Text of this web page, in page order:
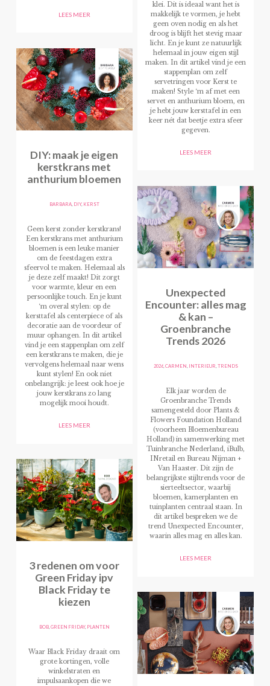
LEES MEER
DIY: maak je eigen
kerstkrans met
anthurium bloemen
BARBARA, DIY, KERST
Geen kerst zonder kerstkrans!
Een kerstkrans met anthurium
bloemen is een leuke manier
om de feestdagen extra
sfeervol te maken. Helemaal als
je deze zelf maakt! Dit zorgt
voor warmte, kleur en een
persoonlijke touch. En je kunt
‘m overal stylen: op de
kersttafel als centerpiece of als
decoratie aan de voordeur of
muur ophangen. In dit artikel
vind je een stappenplan om zelf
een kerstkrans te maken, die je
vervolgens helemaal naar wens
kunt stylen! En ook niet
onbelangrijk: je leest ook hoe je
jouw kerstkrans zo lang
mogelijk mooi houdt.
LEES MEER
3 redenen om voor
Green Friday ipv
Black Friday te
kiezen
BOB,GREEN FRIDAY, PLANTEN
Waar Black Friday draait om
grote kortingen, volle
winkelstraten en
impulsaankopen die we
klei. Dit is ideaal want het is
makkelijk te vormen, je hebt
geen oven nodig en als het
droog is blijft het stevig maar
licht. En je kunt ze natuurlijk
helemaal in jouw eigen stijl
maken. In dit artikel vind je een
stappenplan om zelf
servetringen voor Kerst te
maken! Style ‘m af met een
servet en anthurium bloem, en
je hebt jouw kersttafel in een
keer nét dat beetje extra sfeer
gegeven.
LEES MEER
Unexpected
Encounter: alles mag
& kan –
Groenbranche
Trends 2026
2026,CARMEN, INTERIEUR,TRENDS
Elk jaar worden de
Groenbranche Trends
samengesteld door Plants &
Flowers Foundation Holland
(voorheen Bloemenbureau
Holland) in samenwerking met
Tuinbranche Nederland, iBulb,
INretail en Bureau Nijman +
Van Haaster. Dit zijn de
belangrijkste stijltrends voor de
sierteeltsector, waarbij
bloemen, kamerplanten en
tuinplanten centraal staan. In
dit artikel bespreken we de
trend Unexpected Encounter,
waarin alles mag en alles kan.
LEES MEER